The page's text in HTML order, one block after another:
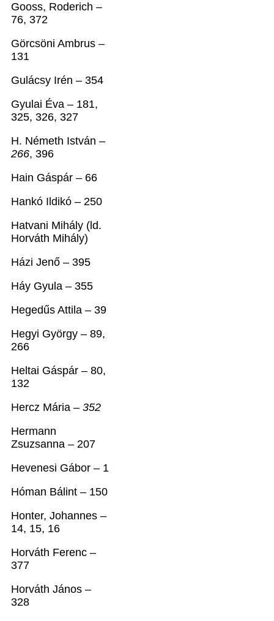
Gooss, Roderich –
76, 372
Görcsöni Ambrus –
131
Gulácsy Irén – 354
Gyulai Éva – 181,
325, 326, 327
H. Németh István –
266, 396
Hain Gáspár – 66
Hankó Ildikó – 250
Hatvani Mihály (ld.
Horváth Mihály)
Házi Jenő – 395
Háy Gyula – 355
Hegedűs Attila – 39
Hegyi György – 89,
266
Heltai Gáspár – 80,
132
Hercz Mária – 352
Hermann
Zsuzsanna – 207
Hevenesi Gábor – 1
Hóman Bálint – 150
Honter, Johannes –
14, 15, 16
Horváth Ferenc –
377
Horváth János –
328